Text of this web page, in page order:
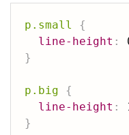
p.small
{
line-height :
}
p.big
{
line-height :
}